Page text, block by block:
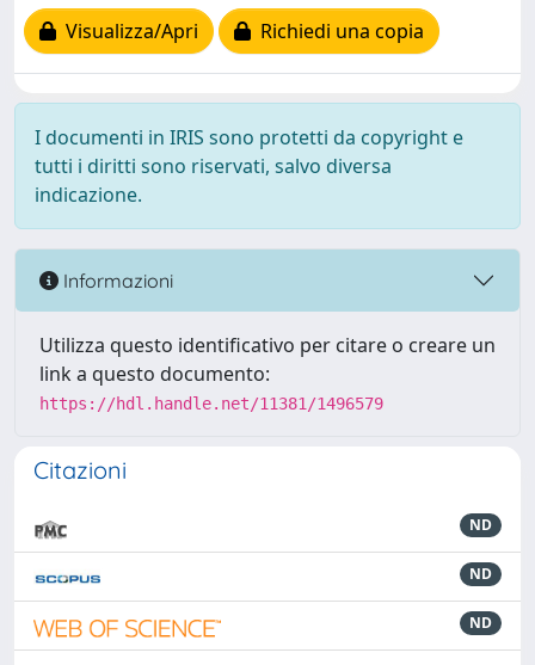
Visualizza/Apri
Richiedi una copia
I documenti in IRIS sono protetti da copyright e
tutti i diritti sono riservati, salvo diversa
indicazione.
Informazioni
Utilizza questo identificativo per citare o creare un
link a questo documento:
https://hdl.handle.net/11381/1496579
Citazioni
ND
ND
ND